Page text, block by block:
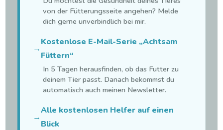
von der Fütterungsseite angehen? Melde
dich gerne unverbindlich bei mir.
→
Kostenlose E-Mail-Serie „Achtsam
Füttern“
In 5 Tagen herausfinden, ob das Futter zu
deinem Tier passt. Danach bekommst du
automatisch auch meinen Newsletter.
→
Alle kostenlosen Helfer auf einen
Blick